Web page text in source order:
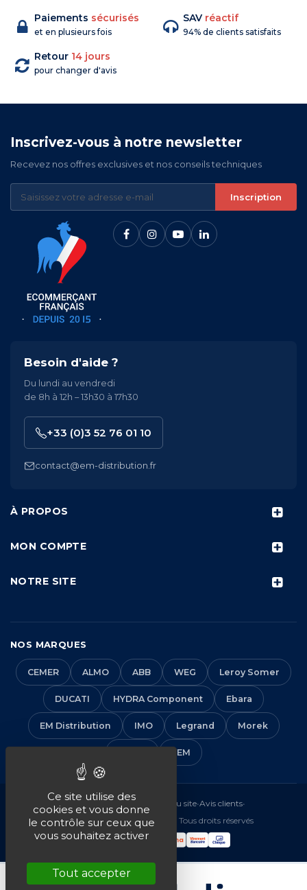
Paiements sécurisés
et en plusieurs fois
SAV réactif
94% de clients satisfaits
Retour 14 jours
pour changer d'avis
Inscrivez-vous à notre newsletter
Recevez nos offres exclusives et nos conseils techniques
Inscription
À PROPOS
MON COMPTE
NOTRE SITE
Besoin d'aide ?
Du lundi au vendredi
de 8h à 12h – 13h30 à 17h30
+33 (0)3 52 76 01 10
contact@em-distribution.fr
NOS MARQUES
CEMER ALMO ABB WEG Leroy Somer
DUCATI HYDRA Component Ebara
EM Distribution IMO Legrand Morek
VEM
Mentions légales•CGV Plan du site•Avis clients•
© 2016-2026 EM Distribution - Tous droits réservés
Ce site utilise des
cookies et vous donne
le contrôle sur ceux que
vous souhaitez activer
Tout accepter